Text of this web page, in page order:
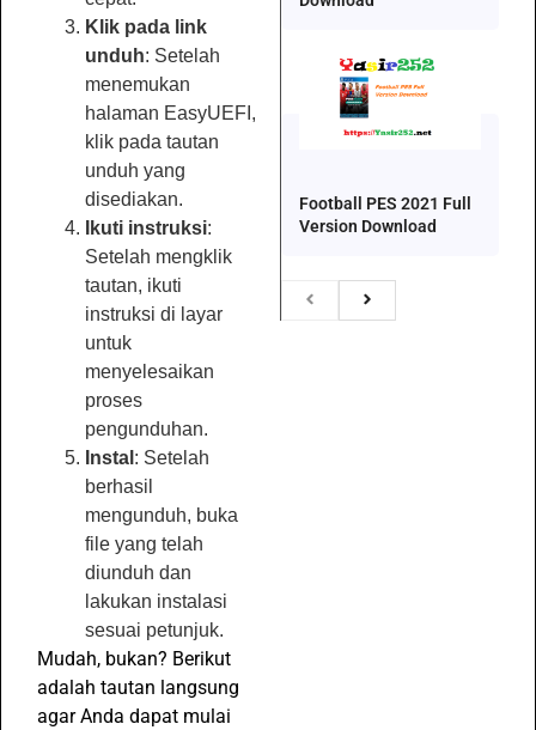
Klik pada link
unduh: Setelah
menemukan
halaman EasyUEFI,
klik pada tautan
unduh yang
disediakan.
Ikuti instruksi:
Setelah mengklik
tautan, ikuti
instruksi di layar
untuk
menyelesaikan
proses
pengunduhan.
Instal : Setelah
berhasil
mengunduh, buka
file yang telah
diunduh dan
lakukan instalasi
sesuai petunjuk.
Mudah, bukan? Berikut
adalah tautan langsung
agar Anda dapat mulai
Football PES 2021 Full
Version Download